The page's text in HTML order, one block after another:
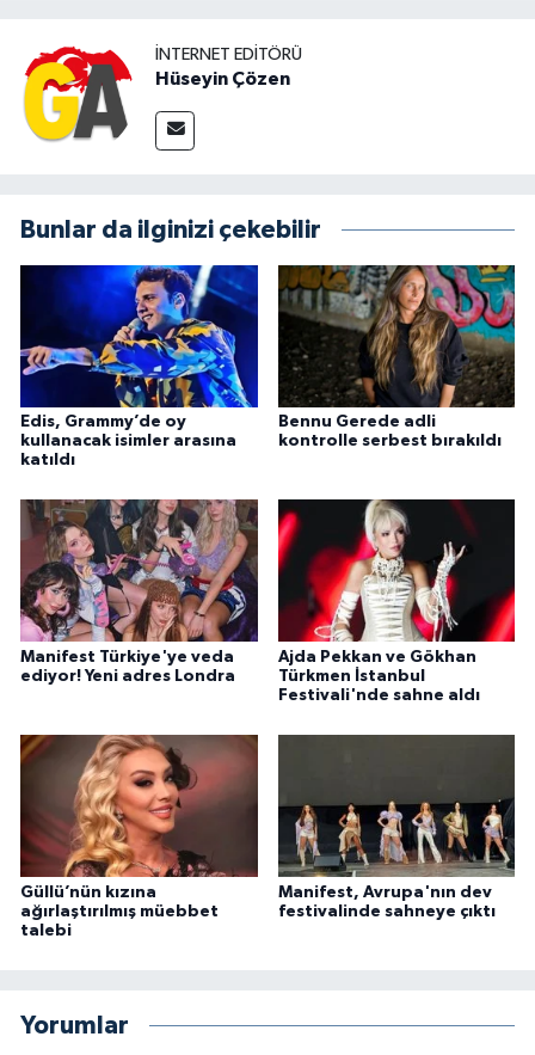
İNTERNET EDITÖRÜ
Hüseyin Çözen
Bunlar da ilginizi çekebilir
Edis, Grammy’de oy
kullanacak isimler arasına
katıldı
Bennu Gerede adli
kontrolle serbest bırakıldı
Manifest Türkiye'ye veda
ediyor! Yeni adres Londra
Ajda Pekkan ve Gökhan
Türkmen İstanbul
Festivali'nde sahne aldı
Güllü’nün kızına
ağırlaştırılmış müebbet
talebi
Manifest, Avrupa'nın dev
festivalinde sahneye çıktı
Yorumlar